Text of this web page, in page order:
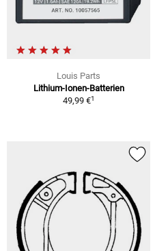
Louis Parts
Lithium-Ionen-Batterien
49,99 €1